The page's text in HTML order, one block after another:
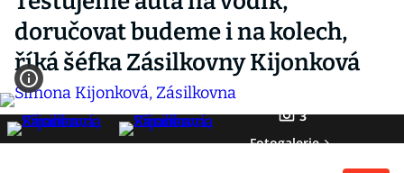
doručovat budeme i na kolech,
říká šéfka Zásilkovny Kijonková
3
Fotogalerie